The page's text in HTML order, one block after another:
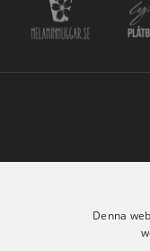
Denna